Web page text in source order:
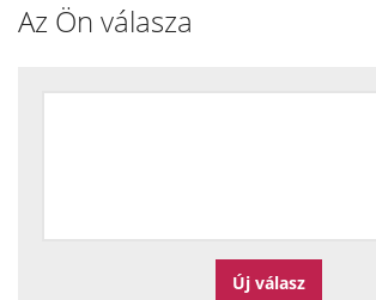
Az Ön válasza